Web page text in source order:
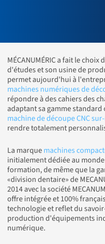
MÉCANUMÉRIC a fait le
d'études et son usine de
permet aujourd'hui à
machines numériques de
répondre à des cahiers des
adaptant sa gamme
machine de découpe CNC
rendre totalement
La marquemachines
initialement dédiée au
formation, de même que la
«division dentaire» de
2014 avec la société
offre intégrée et 100%
technologie et reflet du
production d'équipements
numérique.